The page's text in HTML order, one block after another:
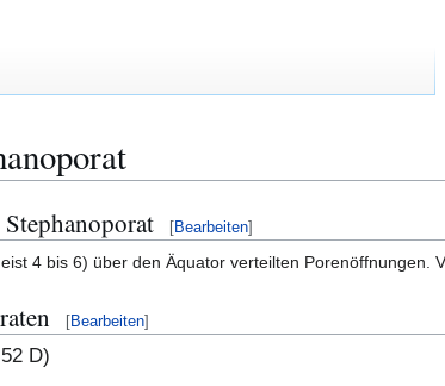
[Bearbeiten]
4 bis 6) über den Äquator verteilten Porenöffnungen.
[Bearbeiten]
D)